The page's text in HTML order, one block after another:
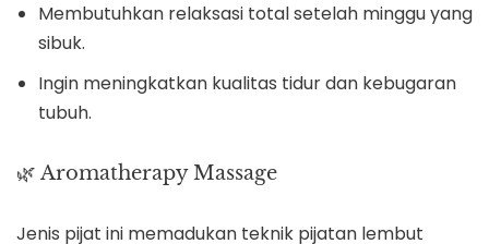
Membutuhkan relaksasi total setelah minggu yang
sibuk.
Ingin meningkatkan kualitas tidur dan kebugaran
tubuh.
🌿 Aromatherapy Massage
Jenis pijat ini memadukan teknik pijatan lembut